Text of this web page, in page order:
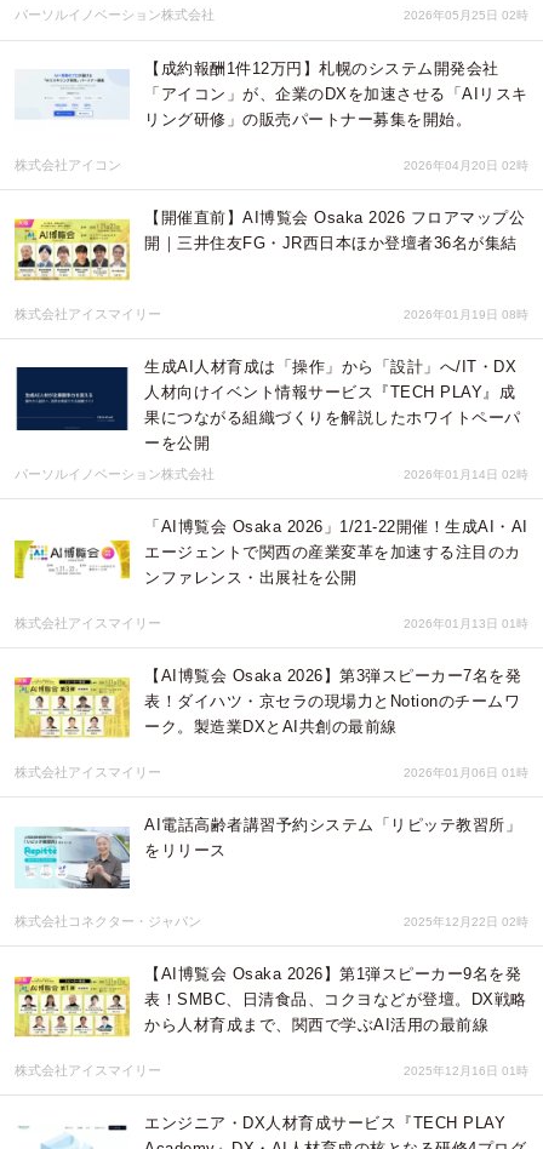
パーソルイノベーション株式会社 2026年05月25日 02時
【成約報酬1件12万円】札幌のシステム開発会社
「アイコン」が、企業のDXを加速させる「AIリスキ
リング研修」の販売パートナー募集を開始。
株式会社アイコン 2026年04月20日 02時
【開催直前】AI博覧会 Osaka 2026 フロアマップ公
開｜三井住友FG・JR西日本ほか登壇者36名が集結
株式会社アイスマイリー 2026年01月19日 08時
生成AI人材育成は「操作」から「設計」へ/IT・DX
人材向けイベント情報サービス『TECH PLAY』成
果につながる組織づくりを解説したホワイトペーパ
ーを公開
パーソルイノベーション株式会社 2026年01月14日 02時
「AI博覧会 Osaka 2026」1/21-22開催！生成AI・AI
エージェントで関西の産業変革を加速する注目のカ
ンファレンス・出展社を公開
株式会社アイスマイリー 2026年01月13日 01時
【AI博覧会 Osaka 2026】第3弾スピーカー7名を発
表！ダイハツ・京セラの現場力とNotionのチームワ
ーク。製造業DXとAI共創の最前線
株式会社アイスマイリー 2026年01月06日 01時
AI電話高齢者講習予約システム「リピッテ教習所」
をリリース
株式会社コネクター・ジャパン 2025年12月22日 02時
【AI博覧会 Osaka 2026】第1弾スピーカー9名を発
表！SMBC、日清食品、コクヨなどが登壇。DX戦略
から人材育成まで、関西で学ぶAI活用の最前線
株式会社アイスマイリー 2025年12月16日 01時
エンジニア・DX人材育成サービス『TECH PLAY